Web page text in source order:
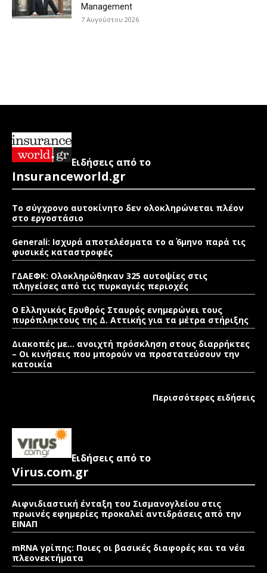
Management
7 Αυγούστου 2026
Ειδήσεις από το
Insuranceworld.gr
Το σύγχρονο αυτοκίνητο δεν ολοκληρώνεται πλέον
στο εργοστάσιο
Generali: Ισχυρά αποτελέσματα το α΄ 6μηνο παρά τις
φυσικές καταστροφές
ΓΔΑΕΦΚ: Ολοκληρώθηκαν 325 αυτοψίες στις
πληγείσες από τις πυρκαγιές περιοχές
Ο Ελληνικός Ερυθρός Σταυρός ενημερώνει τους
πυρόπληκτους της Δ. Αττικής για τα μέτρα στήριξης
Διακοπές με… ανοιχτή πρόσκληση στους διαρρήκτες
– Οι κινήσεις που μπορούν να προστατεύσουν την
κατοικία
Περισσότερες ειδήσεις
Ειδήσεις από το
Virus.com.gr
Αιφνιδιαστική ένταξη του Σισμανογλείου στις
πρωινές εφημερίες προκαλεί αντιδράσεις από την
ΕΙΝΑΠ
mRNA γρίπης: Ποιες οι βασικές διαφορές και τα νέα
πλεονεκτήματα